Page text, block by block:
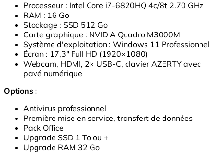
Processeur : Intel Core i7-6820HQ 4c/8t 2.70 GHz
RAM : 16 Go
Stockage : SSD 512 Go
Carte graphique : NVIDIA Quadro M3000M
Système d'exploitation : Windows 11 Professionnel
Écran : 17,3" Full HD (1920×1080)
Webcam, HDMI, 2× USB-C, clavier AZERTY avec
pavé numérique
Options :
Antivirus professionnel
Première mise en service, transfert de données
Pack Office
Upgrade SSD 1 To ou +
Upgrade RAM 32 Go